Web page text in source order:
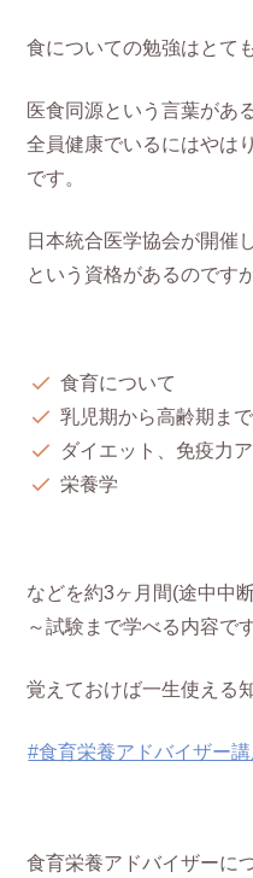
食についての勉強はとて
医食同源という言葉があ
全員健康でいるにはやは
です。
日本統合医学協会が開催
という資格があるのですが
食育について
乳児期から高齢期ま
ダイエット、免疫力
栄養学
などを約3ヶ月間(途中中
～試験まで学べる内容です
覚えておけば一生使える
#食育栄養アドバイザー
食育栄養アドバイザーに